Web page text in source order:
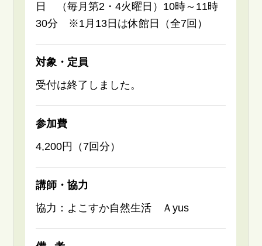
日 （毎月第2・4火曜日）10時～11時
30分 ※1月13日は休館日（全7回）
対象・定員
受付は終了しました。
参加費
4,200円（7回分）
講師・協力
協力：よこすか自然生活 Ａyus